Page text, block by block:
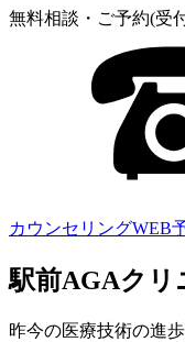
無料相談・ご予約(受
カウンセリングWEB
駅前AGAクリ
昨今の医療技術の進